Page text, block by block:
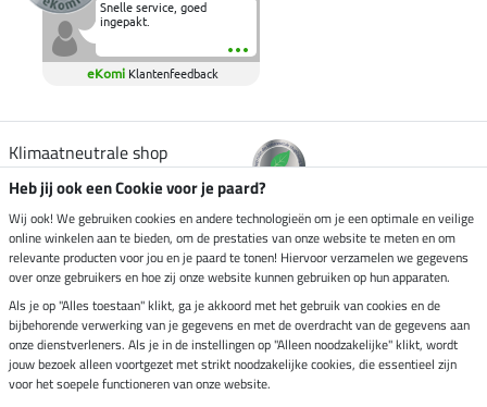
Snelle service, goed
ingepakt.
eKomi Klantenfeedback
Klimaatneutrale shop
Verzending per
Veilig betalen met
Impressum
Heb jij ook een Cookie voor je paard?
Wij ook! We gebruiken cookies en andere technologieën om je een optimale en veilige
online winkelen aan te bieden, om de prestaties van onze website te meten en om
relevante producten voor jou en je paard te tonen! Hiervoor verzamelen we gegevens
over onze gebruikers en hoe zij onze website kunnen gebruiken op hun apparaten.
Als je op "Alles toestaan" klikt, ga je akkoord met het gebruik van cookies en de
bijbehorende verwerking van je gegevens en met de overdracht van de gegevens aan
onze dienstverleners. Als je in de instellingen op "Alleen noodzakelijke" klikt, wordt
jouw bezoek alleen voortgezet met strikt noodzakelijke cookies, die essentieel zijn
voor het soepele functioneren van onze website.